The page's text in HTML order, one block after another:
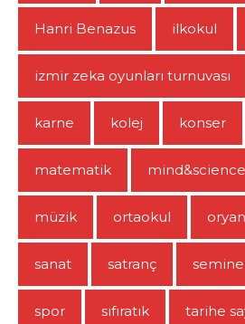
Hanri Benazus ilkokul
izmir zeka oyunları turnuvası
karne kolej konser
matematik mind&science
müzik ortaokul
sanat satranç
spor sıfıratık tarihe